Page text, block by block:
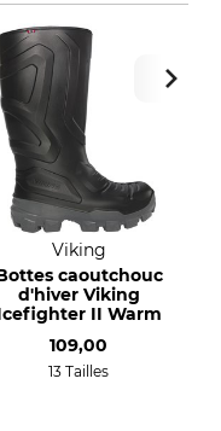
Viking
caoutchouc
d'hiver Viking
II Warm
109,00
13 Tailles